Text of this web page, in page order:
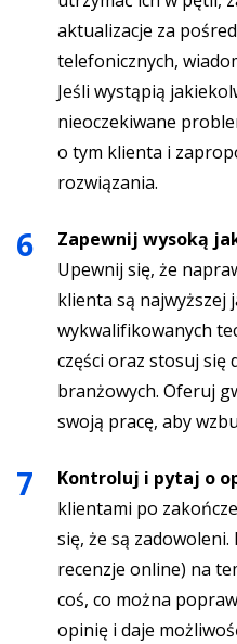
aktualizacje za
telefonicznych,
Jeśli wystąpią
nieoczekiwane
o tym klienta i
rozwiązania.
Zapewnij wysoką
Upewnij się, że
klienta są najwyższej
wykwalifikowanych
części oraz stosuj się
branżowych. Oferuj
swoją pracę, aby
Kontroluj i pytaj o
klientami po
się, że są
recenzje online) na
coś, co można
opinię i daje